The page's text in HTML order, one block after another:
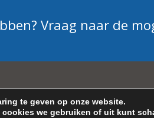
Vraag naar de
Rights Reserved |Sitemap |
te geven op onze website.
we gebruiken of uit kunt